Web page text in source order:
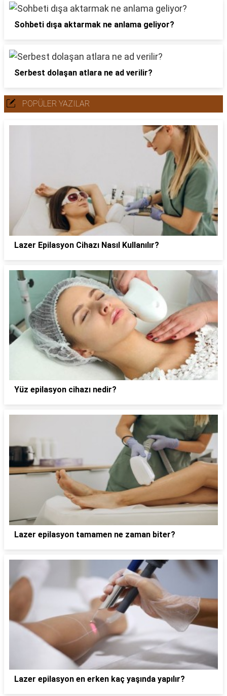
Sohbeti dışa aktarmak ne anlama geliyor?
Serbest dolaşan atlara ne ad verilir?
POPÜLER YAZILAR
Lazer Epilasyon Cihazı Nasıl Kullanılır?
Yüz epilasyon cihazı nedir?
Lazer epilasyon tamamen ne zaman biter?
Lazer epilasyon en erken kaç yaşında yapılır?